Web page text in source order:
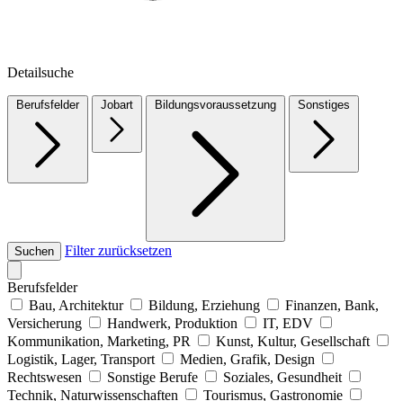
Detailsuche
Berufsfelder Jobart Bildungsvoraussetzung Sonstiges
Suchen Filter zurücksetzen
Berufsfelder
Bau, Architektur
Bildung, Erziehung
Finanzen, Bank,
Versicherung
Handwerk, Produktion
IT, EDV
Kommunikation, Marketing, PR
Kunst, Kultur, Gesellschaft
Logistik, Lager, Transport
Medien, Grafik, Design
Rechtswesen
Sonstige Berufe
Soziales, Gesundheit
Technik, Naturwissenschaften
Tourismus, Gastronomie